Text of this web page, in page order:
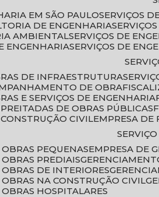
EM SÃO PAULO SERVIÇOS
DE ENGENHARIA
AMBIENTAL SERVIÇOS DE
ENGENHARIA SERVIÇOS DE
DE INFRAESTRUTURA
DE OBRA
E SERVIÇOS DE ENGENHARIA
DE OBRAS PÚBLICAS
CONSTRUÇÃO CIVIL EMPRESA
OBRAS PEQUENAS
EMPRESA DE
OBRAS PREDIAIS
OBRAS DE INTERIORES
OBRAS NA CONSTRUÇÃO CIVIL
HOSPITALARES